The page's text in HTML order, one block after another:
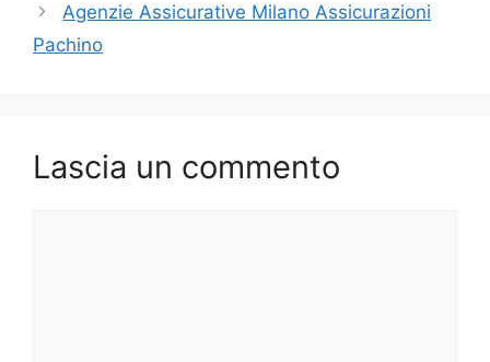
Agenzie Assicurative Milano Assicurazioni
Pachino
Lascia un commento